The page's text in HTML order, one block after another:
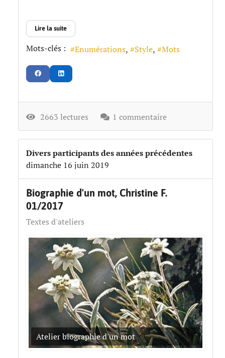
Lire la suite
Mots-clés : Enumérations Style Mots
2663 lectures 1 commentaire
Divers participants des années précédentes
dimanche 16 juin 2019
Biographie d'un mot, Christine F.
01/2017
Textes d'ateliers
Atelier biographie d'un mot